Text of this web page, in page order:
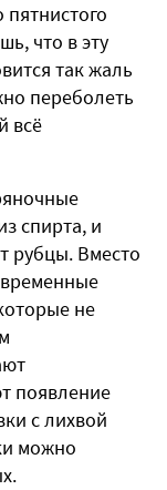
что в эту
так жаль
переболеть
всё
спирта, и
рубцы. Вместо
не
появление
с лихвой
можно